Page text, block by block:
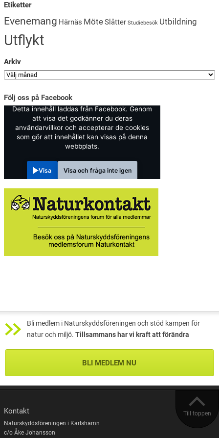
Etiketter
Evenemang Härnäs MöteSlåtter Studiebesök Utbildning
Utflykt
Arkiv
Följ oss på Facebook
Detta innehåll laddas från Facebook. Genom
att visa det godkänner du deras
användarvillkor och accepterar de cookies
som gör att innehållet kan visas på denna
webbplats.
Visa Visa och fråga inte igen
Bli medlem i Naturskyddsföreningen och stöd kampen för
natur och miljö. Tillsammans har vi kraft att förändra
BLI MEDLEM NU
Till toppen
Kontakt
Naturskyddsföreningen i Karlshamn
c/o Åke Johansson